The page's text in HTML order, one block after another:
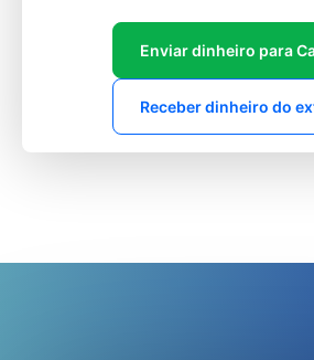
Enviar dinheiro para
Receber dinheiro do